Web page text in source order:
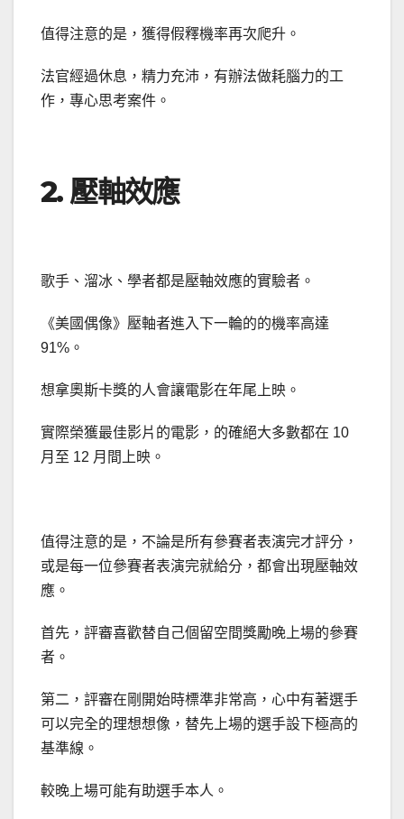
值得注意的是，獲得假釋機率再次爬升。
法官經過休息，精力充沛，有辦法做耗腦力的工
作，專心思考案件。
2. 壓軸效應
歌手、溜冰、學者都是壓軸效應的實驗者。
《美國偶像》壓軸者進入下一輪的的機率高達
91%。
想拿奧斯卡獎的人會讓電影在年尾上映。
實際榮獲最佳影片的電影，的確絕大多數都在 10
月至 12 月間上映。
值得注意的是，不論是所有參賽者表演完才評分，
或是每一位參賽者表演完就給分，都會出現壓軸效
應。
首先，評審喜歡替自己個留空間獎勵晚上場的參賽
者。
第二，評審在剛開始時標準非常高，心中有著選手
可以完全的理想想像，替先上場的選手設下極高的
基準線。
較晚上場可能有助選手本人。